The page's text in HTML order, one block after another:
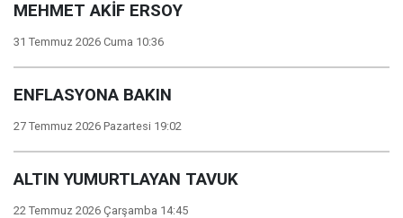
MEHMET AKİF ERSOY
31 Temmuz 2026 Cuma 10:36
ENFLASYONA BAKIN
27 Temmuz 2026 Pazartesi 19:02
ALTIN YUMURTLAYAN TAVUK
22 Temmuz 2026 Çarşamba 14:45